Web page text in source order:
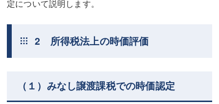
定について説明します。
2 所得税法上の時価評価
（１）みなし譲渡課税での時価認定